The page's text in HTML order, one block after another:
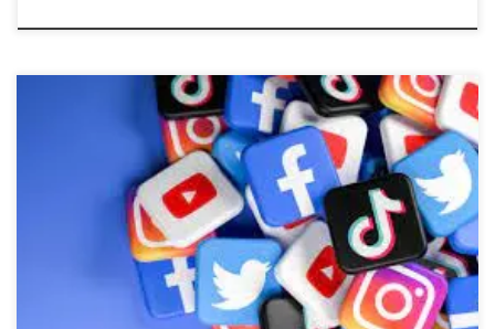
Les Réseaux Sociaux : Impact et Influence Les réseaux sociaux ont
révolutionné la manière dont nous interagissons, partageons des
informations et communiquons avec le monde qui nous entoure.
Que ce soit pour rester en contact avec des amis et de la famille,
suivre l’actualité en temps réel ou promouvoir une […]